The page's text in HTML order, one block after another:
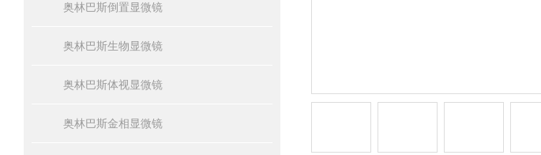
奥林巴斯倒置显微镜
奥林巴斯生物显微镜
奥林巴斯体视显微镜
奥林巴斯金相显微镜